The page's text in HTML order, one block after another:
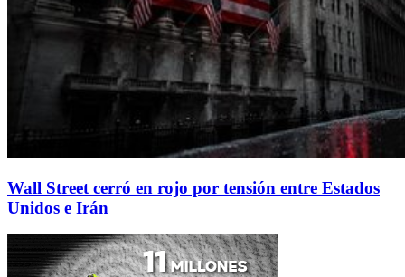
Wall Street cerró en rojo por tensión entre Estados
Unidos e Irán